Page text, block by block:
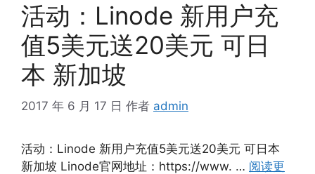
活动：Linode 新用户充
值5美元送20美元 可日
本 新加坡
2017 年 6 月 17 日 作者 admin
活动：Linode 新用户充值5美元送20美元 可日本
新加坡 Linode官网地址：https://www. … 阅读更